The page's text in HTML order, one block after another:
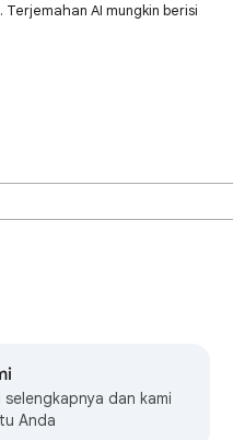
AI mungkin berisi
selengkapnya dan kami
Anda